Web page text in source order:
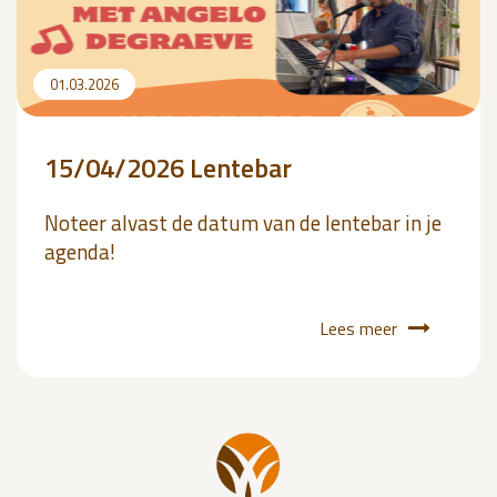
01.03.2026
15/04/2026 Lentebar
Noteer alvast de datum van de lentebar in je
agenda!
Lees meer